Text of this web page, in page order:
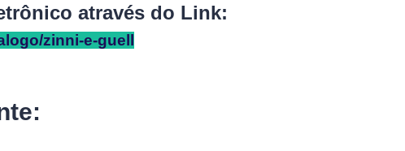
através do Link:
zinni-e-guell